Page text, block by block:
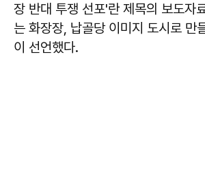
장 반대 투쟁 선포'란 제목의 보도자
는 화장장, 납골당 이미지 도시로 만
이 선언했다.